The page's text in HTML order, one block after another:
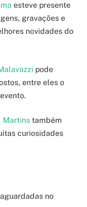
esteve presente
gravações e
novidades do
pode
entre eles o
Martins também
curiosidades
no